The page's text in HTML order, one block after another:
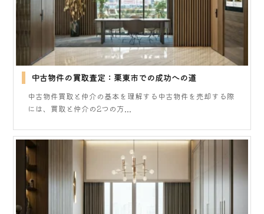
中古物件の買取査定：栗東市での成功への道
中古物件買取と仲介の基本を理解する中古物件を売却する際
には、買取と仲介の2つの方...